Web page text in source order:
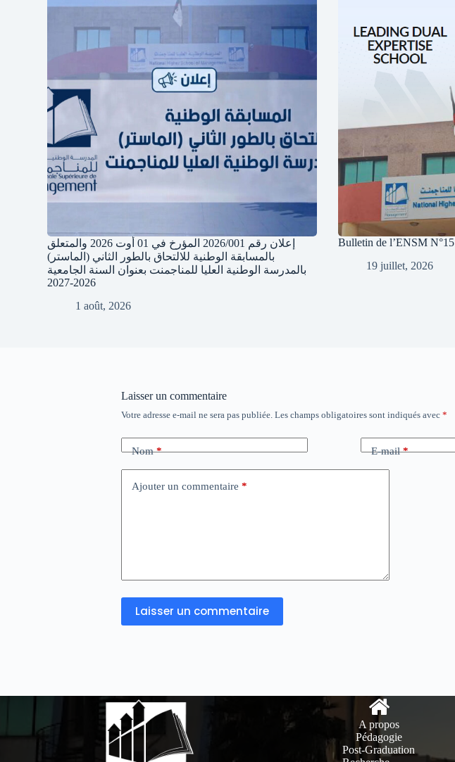
إعلان رقم 2026/001 المؤرخ في 01 أوت 2026 والمتعلق
بالمسابقة الوطنية للالتحاق بالطور الثاني (الماستر)
بالمدرسة الوطنية العليا للمناجمنت بعنوان السنة الجامعية
2026-2027
1 août, 2026
Bulletin de l’ENSM N°15
19 juillet, 2026
Laisser un commentaire
Votre adresse e-mail ne sera pas publiée. Les champs obligatoires sont indiqués avec *
Nom* E-mail*
Ajouter un commentaire *
Laisser un commentaire
A propos
Pédagogie
Post-Graduation